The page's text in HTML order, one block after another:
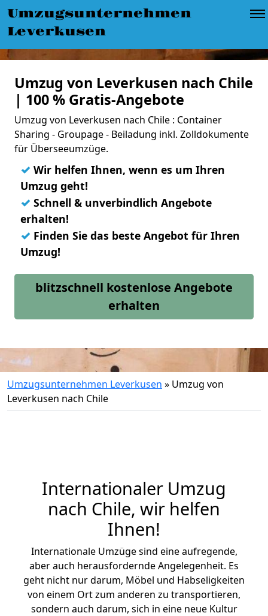
Umzugsunternehmen
Leverkusen
Umzug von Leverkusen nach Chile
| 100 % Gratis-Angebote
Umzug von Leverkusen nach Chile : Container
Sharing - Groupage - Beiladung inkl. Zolldokumente
für Überseeumzüge.
✓ Wir helfen Ihnen, wenn es um Ihren
Umzug geht!
✓ Schnell & unverbindlich Angebote
erhalten!
✓ Finden Sie das beste Angebot für Ihren
Umzug!
blitzschnell kostenlose Angebote
erhalten
Umzugsunternehmen Leverkusen » Umzug von
Leverkusen nach Chile
Internationaler Umzug
nach Chile, wir helfen
Ihnen!
Internationale Umzüge sind eine aufregende,
aber auch herausfordernde Angelegenheit. Es
geht nicht nur darum, Möbel und Habseligkeiten
von einem Ort zum anderen zu transportieren,
sondern auch darum, sich in eine neue Kultur